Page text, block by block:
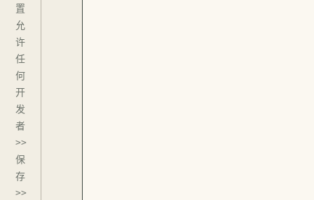
置
允
许
任
何
开
发
者
>>
保
存
>>